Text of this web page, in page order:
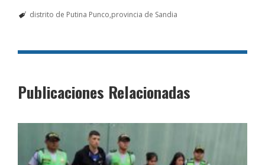
distrito de Putina Punco provincia de Sandia
Publicaciones Relacionadas